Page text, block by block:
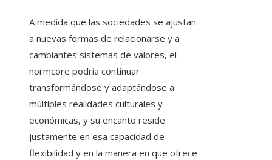
A medida que las sociedades se ajustan
a nuevas formas de relacionarse y a
cambiantes sistemas de valores, el
normcore podría continuar
transformándose y adaptándose a
múltiples realidades culturales y
económicas, y su encanto reside
justamente en esa capacidad de
flexibilidad y en la manera en que ofrece